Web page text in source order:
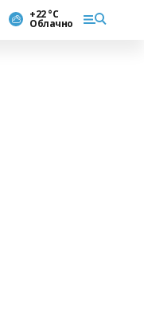
+22 °С
Облачно